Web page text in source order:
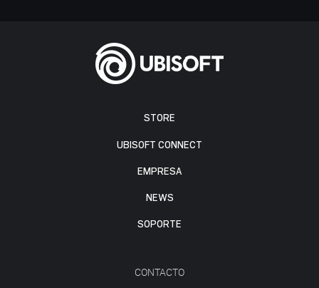
STORE
UBISOFT CONNECT
EMPRESA
NEWS
SOPORTE
CONTACTO